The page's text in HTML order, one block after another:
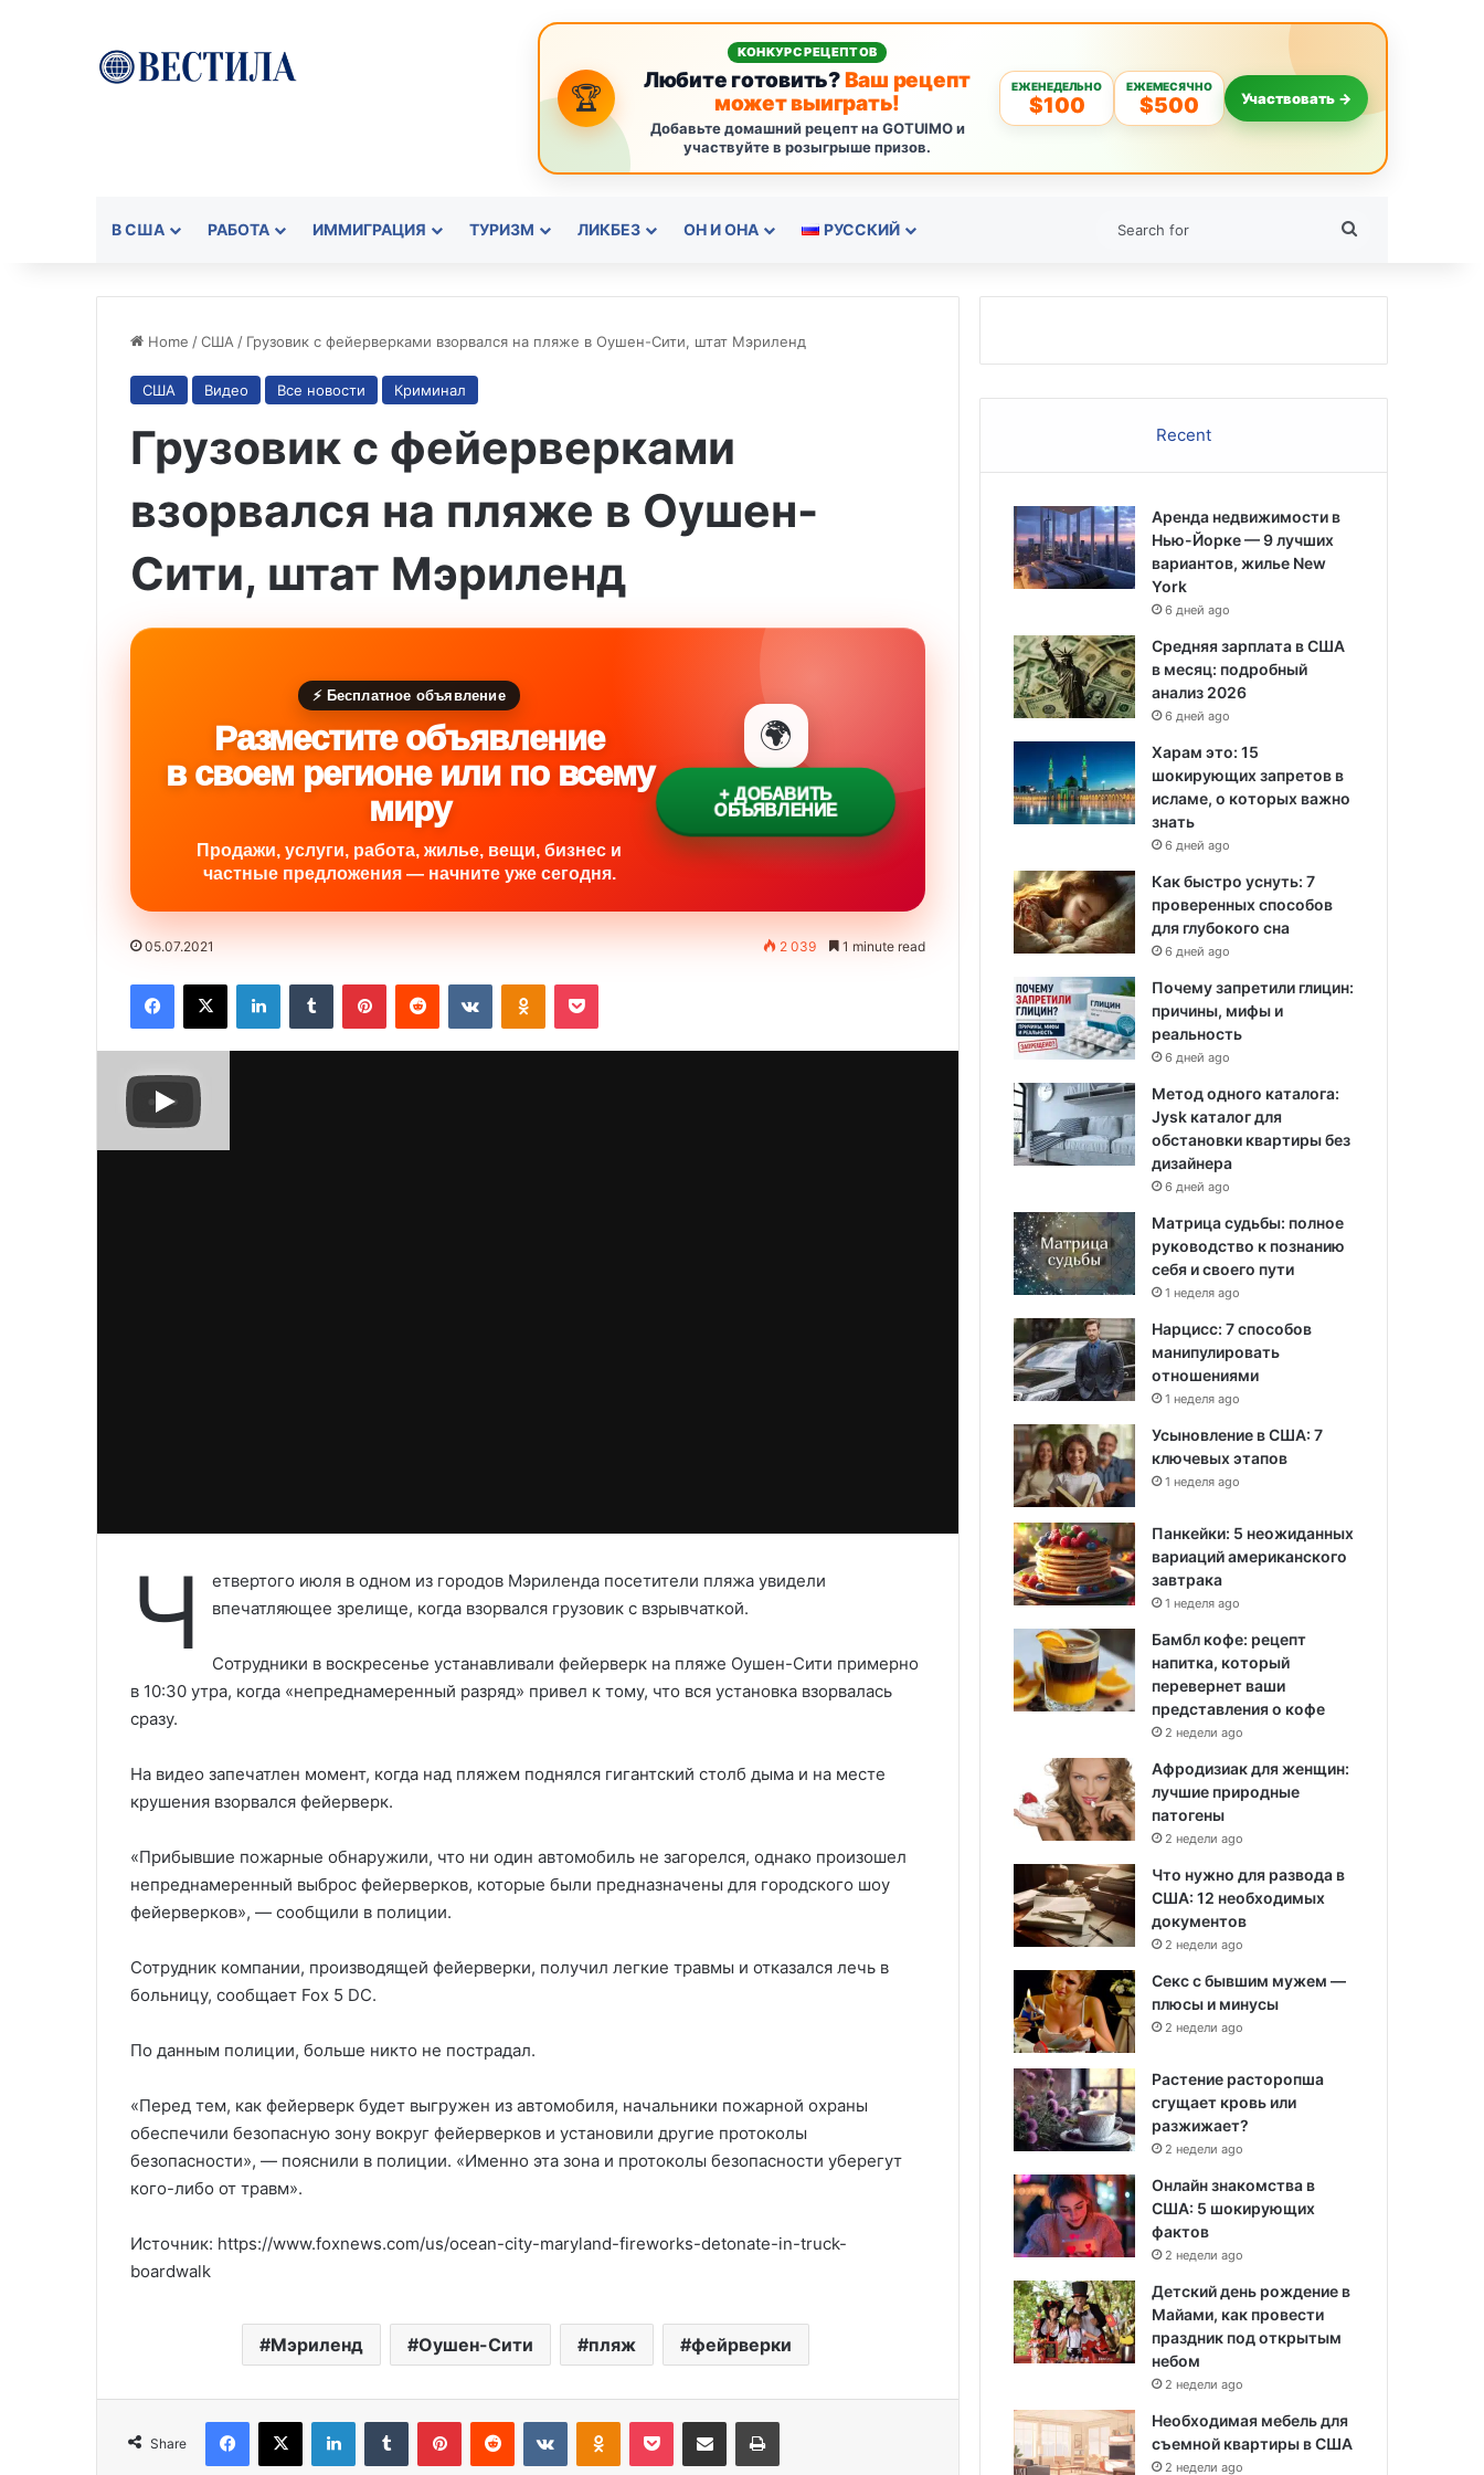
🏆
КОНКУРС РЕЦЕПТОВ
Любите готовить?Ваш рецепт
может выиграть!
Добавьте домашний рецепт на GOTUIMO и
участвуйте в розыгрыше призов.
ЕЖЕНЕДЕЛЬНО
$100
ЕЖЕМЕСЯЧНО
$500 Участвовать →
В США РАБОТА ИММИГРАЦИЯ ТУРИЗМ ЛИКБЕЗ ОН И ОНА РУССКИЙ
Home /США / Грузовик с фейерверками взорвался на пляже в Оушен-Сити, штат Мэриленд
США Видео Все новости Криминал
Грузовик с фейерверками
взорвался на пляже в Оушен-
Сити, штат Мэриленд
⚡ Бесплатное объявление
Разместите объявление
в своем регионе или по всему
миру
Продажи, услуги, работа, жилье, вещи, бизнес и
частные предложения — начните уже сегодня.
🌍
+ ДОБАВИТЬ
ОБЪЯВЛЕНИЕ
05.07.2021 2 039 1 minute read
Ч
етвертого июля в одном из городов Мэриленда посетители пляжа увидели
впечатляющее зрелище, когда взорвался грузовик с взрывчаткой.
Сотрудники в воскресенье устанавливали фейерверк на пляже Оушен-Сити примерно
в 10:30 утра, когда «непреднамеренный разряд» привел к тому, что вся установка взорвалась
сразу.
На видео запечатлен момент, когда над пляжем поднялся гигантский столб дыма и на месте
крушения взорвался фейерверк.
«Прибывшие пожарные обнаружили, что ни один автомобиль не загорелся, однако произошел
непреднамеренный выброс фейерверков, которые были предназначены для городского шоу
фейерверков», — сообщили в полиции.
Сотрудник компании, производящей фейерверки, получил легкие травмы и отказался лечь в
больницу, сообщает Fox 5 DC.
По данным полиции, больше никто не пострадал.
«Перед тем, как фейерверк будет выгружен из автомобиля, начальники пожарной охраны
обеспечили безопасную зону вокруг фейерверков и установили другие протоколы
безопасности», — пояснили в полиции. «Именно эта зона и протоколы безопасности уберегут
кого-либо от травм».
Источник: https://www.foxnews.com/us/ocean-city-maryland-fireworks-detonate-in-truck-
boardwalk
Мэриленд Оушен-Сити пляж фейрверки
Share
Серийные убийцы США: 5
Пляжный домик в Северной
Recent
Аренда недвижимости в
Нью-Йорке — 9 лучших
вариантов, жилье New
York
6 дней ago
Средняя зарплата в США
в месяц: подробный
анализ 2026
6 дней ago
Харам это: 15
шокирующих запретов в
исламе, о которых важно
знать
6 дней ago
Как быстро уснуть: 7
проверенных способов
для глубокого сна
6 дней ago
Почему запретили глицин:
причины, мифы и
реальность
6 дней ago
Метод одного каталога:
Jysk каталог для
обстановки квартиры без
дизайнера
6 дней ago
Матрица судьбы: полное
руководство к познанию
себя и своего пути
1 неделя ago
Нарцисс: 7 способов
манипулировать
отношениями
1 неделя ago
Усыновление в США: 7
ключевых этапов
1 неделя ago
Панкейки: 5 неожиданных
вариаций американского
завтрака
1 неделя ago
Бамбл кофе: рецепт
напитка, который
перевернет ваши
представления о кофе
2 недели ago
Афродизиак для женщин:
лучшие природные
патогены
2 недели ago
Что нужно для развода в
США: 12 необходимых
документов
2 недели ago
Секс с бывшим мужем —
плюсы и минусы
2 недели ago
Растение расторопша
сгущает кровь или
разжижает?
2 недели ago
Онлайн знакомства в
США: 5 шокирующих
фактов
2 недели ago
Детский день рождение в
Майами, как провести
праздник под открытым
небом
2 недели ago
Необходимая мебель для
съемной квартиры в США
2 недели ago